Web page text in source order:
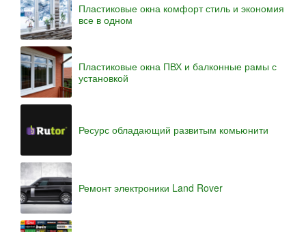
Пластиковые окна комфорт стиль и экономия
все в одном
Пластиковые окна ПВХ и балконные рамы с
установкой
Ресурс обладающий развитым комьюнити
Ремонт электроники Land Rover